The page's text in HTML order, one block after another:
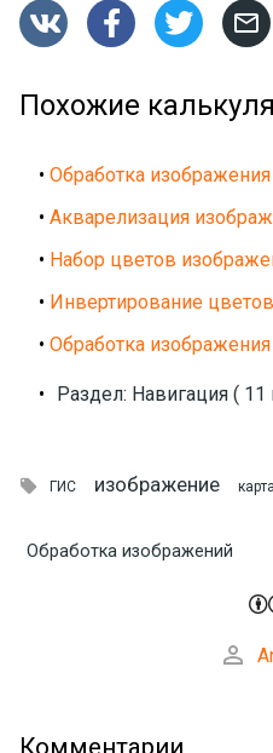
   
Похожие
• Обработка изображения
• Акварелизация
• Набор цветов
• Инвертирование
• Обработка
• Раздел: Навигация ( 11
 ГИС изображение карта
Обработка изображений


Комментарии